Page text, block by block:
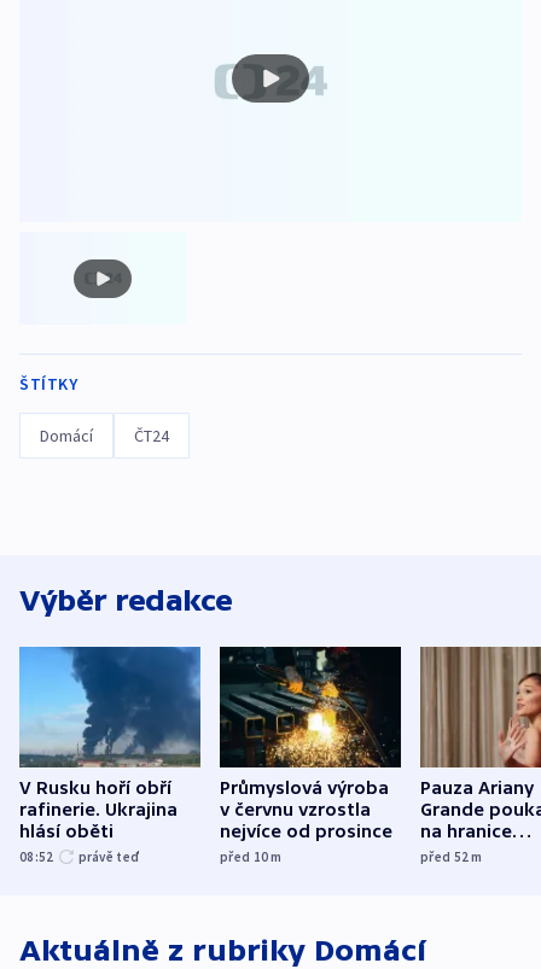
ŠTÍTKY
Domácí ČT24
Výběr redakce
V Rusku hoří obří
rafinerie. Ukrajina
hlásí oběti
08:52 právě teď
Průmyslová výroba
v červnu vzrostla
nejvíce od prosince
před 10m
Pauza Ariany
Grande
na hranice
před 52m
Aktuálně z rubriky Domácí